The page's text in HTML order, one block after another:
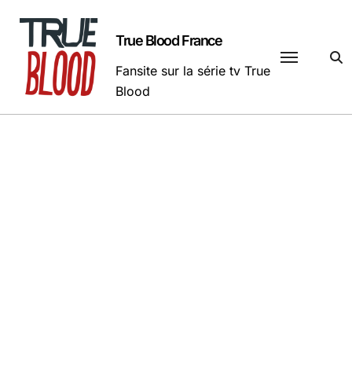
contenu
True Blood France
Fansite sur la série tv True
Blood